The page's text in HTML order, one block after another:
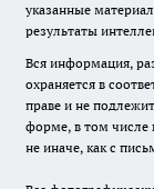
указанные
результаты
Вся информация,
охраняется в
праве и не
форме, в том числе
не иначе, как с